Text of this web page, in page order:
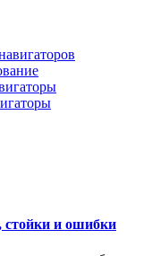
стойки и ошибки